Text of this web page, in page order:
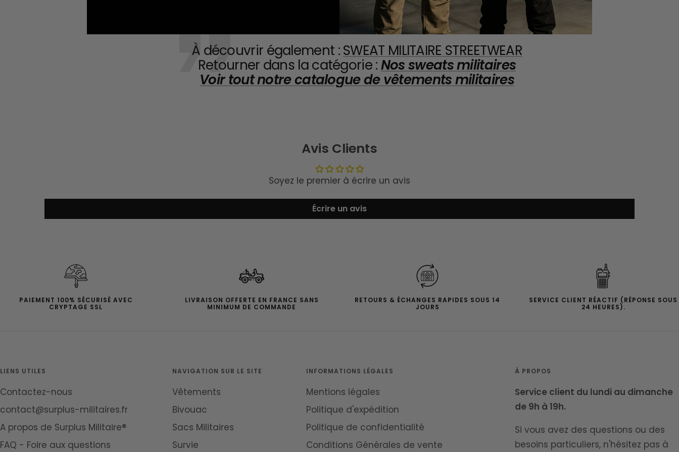
À découvrir également :SWEAT MILITAIRE STREETWEAR
Retourner dans la catégorie :Nos sweats militaires
Voir tout notre catalogue de vêtements militaires
Avis Clients
Soyez le premier à écrire un avis
Écrire un avis
PAIEMENT 100% SÉCURISÉ AVEC
CRYPTAGE SSL
LIVRAISON OFFERTE EN FRANCE SANS
MINIMUM DE COMMANDE
RETOURS & ÉCHANGES RAPIDES SOUS 14
JOURS
SERVICE CLIENT RÉACTIF (RÉPONSE SOUS
24 HEURES).
LIENS UTILES
Contactez-nous
contact@surplus-militaires.fr
A propos de Surplus Militaire®
FAQ - Foire aux questions
NAVIGATION SUR LE SITE
Vêtements
Bivouac
Sacs Militaires
Survie
INFORMATIONS LÉGALES
Mentions légales
Politique d'expédition
Politique de confidentialité
Conditions Générales de vente
À PROPOS
Service client du lundi au dimanche
de 9h à 19h.
Si vous avez des questions ou des
besoins particuliers, n'hésitez pas à